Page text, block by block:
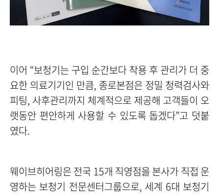
이어 “보청기는 구입 순간보다 착용 후 관리가 더 중
요한 의료기기인 만큼, 종로본점은 정밀 청력검사와
피팅, 사후관리까지 체계적으로 제공해 고객들이 오
랫동안 편안하게 사용할 수 있도록 돕겠다”고 덧붙
였다.
웨이브히어링은 전국 15개 직영점을 본사가 직접 운
영하는 보청기 전문센터그룹으로, 세계 6대 보청기